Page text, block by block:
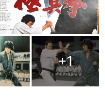
+1